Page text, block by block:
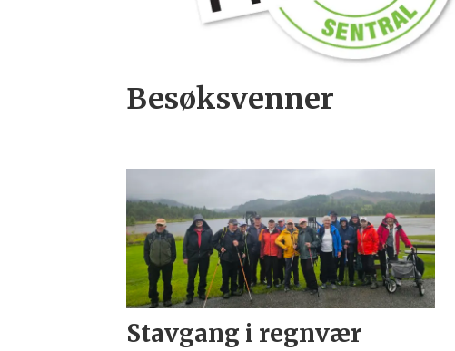
Besøksvenner
Stavgang i regnvær